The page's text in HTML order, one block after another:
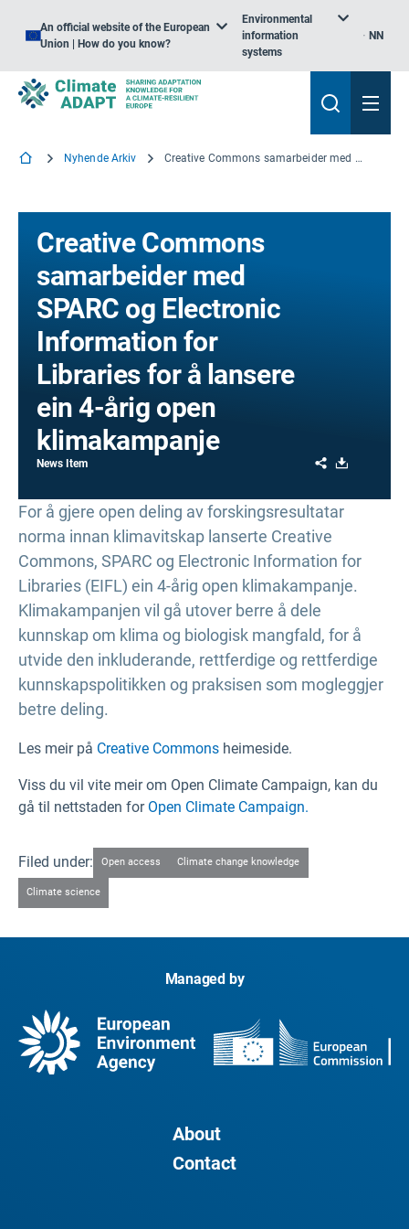
An official website of the European
Union | How do you know?
Environmental
information
systems
NN
Nyhende Arkiv Creative Commons samarbeider med SPARC og Electronic Information for Libraries for å lansere ein 4-årig open klimakampanje
Creative Commons
samarbeider med
SPARC og Electronic
Information for
Libraries for å lansere
ein 4-årig open
klimakampanje
News Item Share
For å gjere open deling av forskingsresultatar
norma innan klimavitskap lanserte Creative
Commons, SPARC og Electronic Information for
Libraries (EIFL) ein 4-årig open klimakampanje.
Klimakampanjen vil gå utover berre å dele
kunnskap om klima og biologisk mangfald, for å
utvide den inkluderande, rettferdige og rettferdige
kunnskapspolitikken og praksisen som mogleggjer
betre deling.
Les meir på Creative Commons heimeside.
Viss du vil vite meir om Open Climate Campaign, kan du
gå til nettstaden for Open Climate Campaign.
Filed under: Open access Climate change knowledge
Climate science
Managed by
About
Contact